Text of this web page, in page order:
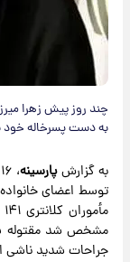
چند روز پیش زهرا
به دست پسرخاله خود
به گزارشپارسینه
مشخص شد مقتوله
جراحات شدید ناشی